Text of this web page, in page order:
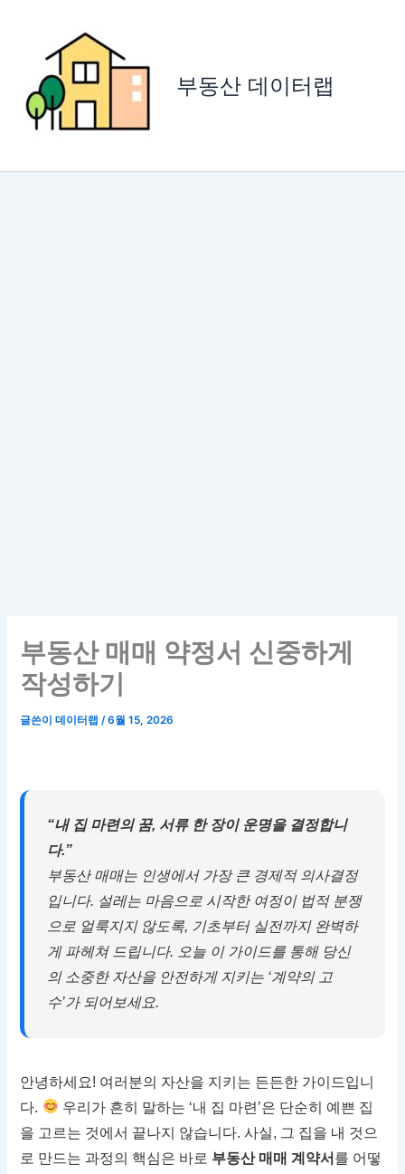
부동산 데이터랩
부동산 매매 약정서 신중하게
작성하기
글쓴이데이터랩/6월 15, 2026
“내 집 마련의 꿈, 서류 한 장이 운명을 결정합니
다.”
부동산 매매는 인생에서 가장 큰 경제적 의사결정
입니다. 설레는 마음으로 시작한 여정이 법적 분쟁
으로 얼룩지지 않도록, 기초부터 실전까지 완벽하
게 파헤쳐 드립니다. 오늘 이 가이드를 통해 당신
의 소중한 자산을 안전하게 지키는 ‘계약의 고
수’가 되어보세요.
안녕하세요! 여러분의 자산을 지키는 든든한 가이드입니
다.
우리가 흔히 말하는 ‘내 집 마련’은 단순히 예쁜 집
을 고르는 것에서 끝나지 않습니다. 사실, 그 집을 내 것으
로 만드는 과정의 핵심은 바로 부동산 매매 계약서 를 어떻